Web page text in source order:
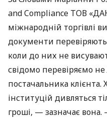
and Compliance ТОВ
міжнародній торгівлі
документи
коли до них не
свідомо перевіряємо
постачальника клієнта.
інституцій дивляться
гроші, — зазначає